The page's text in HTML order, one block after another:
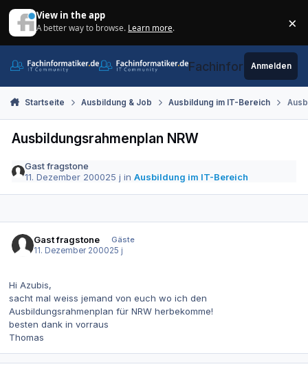
View in the app
A better way to browse. Learn more. ×
Fachinformatiker.de
Anmelden
Startseite Ausbildung & Job Ausbildung im IT-Bereich
Ausbildungsrahmenplan NRW
Gast fragstone
11. Dezember 200025 j inAusbildung im IT-Bereich
Gast fragstone
Gäste
11. Dezember 200025 j
Hi Azubis,
sacht mal weiss jemand von euch wo ich den
Ausbildungsrahmenplan für NRW herbekomme!
besten dank in vorraus
Thomas